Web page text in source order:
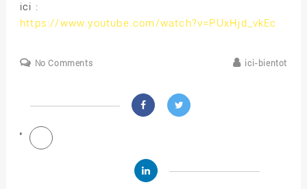
ici :
https://www.youtube.com/watch?v=PUxHjd_vkEc
No Comments ici-bientot